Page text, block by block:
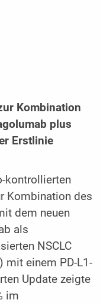
Kombination
plus
Erstlinie
kontrollierten
Kombination des
dem neuen
als
NSCLC
mit einem PD-L1-
Update zeigte
im